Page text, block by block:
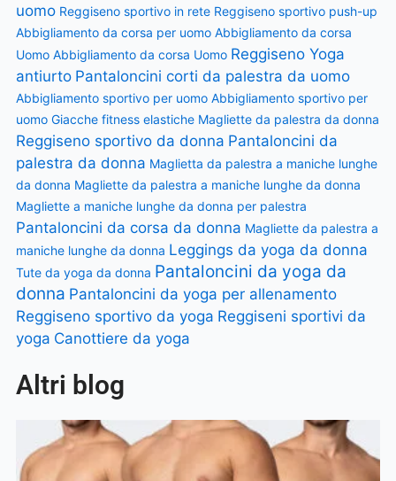
uomo Reggiseno sportivo in rete Reggiseno sportivo push-up
Abbigliamento da corsa per uomo Abbigliamento da corsa
Uomo Abbigliamento da corsa Uomo Reggiseno Yoga
antiurto Pantaloncini corti da palestra da uomo
Abbigliamento sportivo per uomo Abbigliamento sportivo per
uomo Giacche fitness elastiche Magliette da palestra da donna
Reggiseno sportivo da donna Pantaloncini da
palestra da donna Maglietta da palestra a maniche lunghe
da donna Magliette da palestra a maniche lunghe da donna
Magliette a maniche lunghe da donna per palestra
Pantaloncini da corsa da donna Magliette da palestra a
maniche lunghe da donna Leggings da yoga da donna
Tute da yoga da donna Pantaloncini da yoga da
donna Pantaloncini da yoga per allenamento
Reggiseno sportivo da yoga Reggiseni sportivi da
yoga Canottiere da yoga
Altri blog